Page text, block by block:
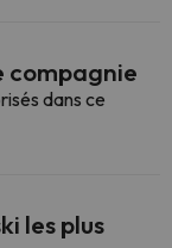
compagnie
dans ce
les plus